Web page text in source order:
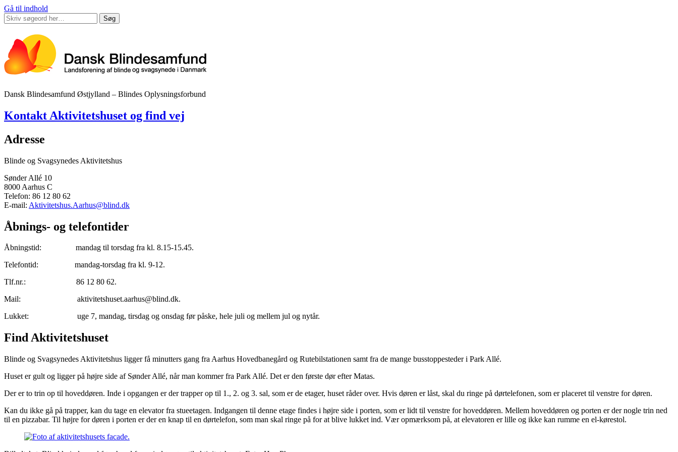
Gå til indhold
Søg
Dansk Blindesamfund Østjylland – Blindes Oplysningsforbund
Kontakt Aktivitetshuset og find vej
Adresse
Blinde og Svagsynedes Aktivitetshus
Sønder Allé 10
8000 Aarhus C
Telefon: 86 12 80 62
E-mail: Aktivitetshus.Aarhus@blind.dk
Åbnings- og telefontider
Åbningstid: mandag til torsdag fra kl. 8.15-15.45.
Telefontid: mandag-torsdag fra kl. 9-12.
Tlf.nr.: 86 12 80 62.
Mail: aktivitetshuset.aarhus@blind.dk.
Lukket: uge 7, mandag, tirsdag og onsdag før påske, hele juli og mellem jul og nytår.
Find Aktivitetshuset
Blinde og Svagsynedes Aktivitetshus ligger få minutters gang fra Aarhus Hovedbanegård og Rutebilstationen samt fra de mange busstoppesteder i Park Allé.
Huset er gult og ligger på højre side af Sønder Allé, når man kommer fra Park Allé. Det er den første dør efter Matas.
Der er to trin op til hoveddøren. Inde i opgangen er der trapper op til 1., 2. og 3. sal, som er de etager, huset råder over. Hvis døren er låst, skal du ringe på dørtelefonen, som er placeret til venstre for døren.
Kan du ikke gå på trapper, kan du tage en elevator fra stueetagen. Indgangen til denne etage findes i højre side i porten, som er lidt til venstre for hoveddøren. Mellem hoveddøren og porten er der nogle trin ned
til en pizzabar. Til højre for døren i porten er der en knap til en dørtelefon, som man skal ringe på for at blive lukket ind. Vær opmærksom på, at elevatoren er lille og ikke kan rumme en el-kørestol.